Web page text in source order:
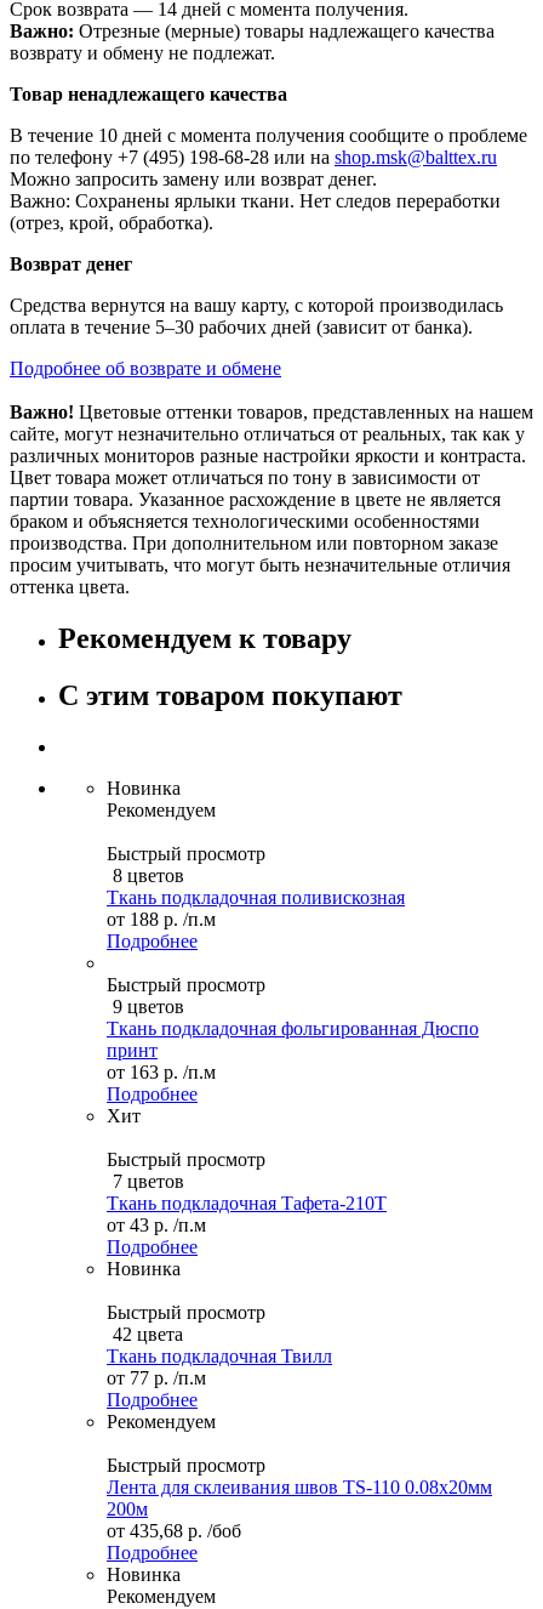
Срок возврата — 14 дней с момента получения.
Важно: Отрезные (мерные) товары надлежащего качества
возврату и обмену не подлежат.
Товар ненадлежащего качества
В течение 10 дней с момента получения сообщите о проблеме
по телефону +7 (495) 198-68-28 или на shop.msk@balttex.ru
Можно запросить замену или возврат денег.
Важно: Сохранены ярлыки ткани. Нет следов переработки
(отрез, крой, обработка).
Возврат денег
Средства вернутся на вашу карту, с которой производилась
оплата в течение 5–30 рабочих дней (зависит от банка).
Подробнее об возврате и обмене
Важно! Цветовые оттенки товаров, представленных на нашем
сайте, могут незначительно отличаться от реальных, так как у
различных мониторов разные настройки яркости и контраста.
Цвет товара может отличаться по тону в зависимости от
партии товара. Указанное расхождение в цвете не является
браком и объясняется технологическими особенностями
производства. При дополнительном или повторном заказе
просим учитывать, что могут быть незначительные отличия
оттенка цвета.
Рекомендуем к товару
С этим товаром покупают
Новинка
Рекомендуем
Быстрый просмотр
8 цветов
Ткань подкладочная поливискозная
от 188 р. /п.м
Подробнее
Быстрый просмотр
9 цветов
Ткань подкладочная фольгированная Дюспо
принт
от 163 р. /п.м
Подробнее
Хит
Быстрый просмотр
7 цветов
Ткань подкладочная Тафета-210T
от 43 р. /п.м
Подробнее
Новинка
Быстрый просмотр
42 цвета
Ткань подкладочная Твилл
от 77 р. /п.м
Подробнее
Рекомендуем
Быстрый просмотр
Лента для склеивания швов TS-110 0.08х20мм
200м
от 435,68 р. /боб
Подробнее
Новинка
Рекомендуем